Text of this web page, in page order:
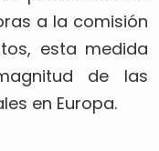
a la comisión
esta medida
de las
en Europa.